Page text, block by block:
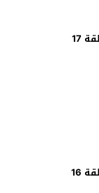
17
16